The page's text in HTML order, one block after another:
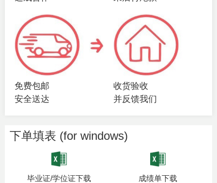
免费包邮
安全送达
收货验收
并反馈我们
下单填表 (for windows)
毕业证/学位证下载 成绩单下载